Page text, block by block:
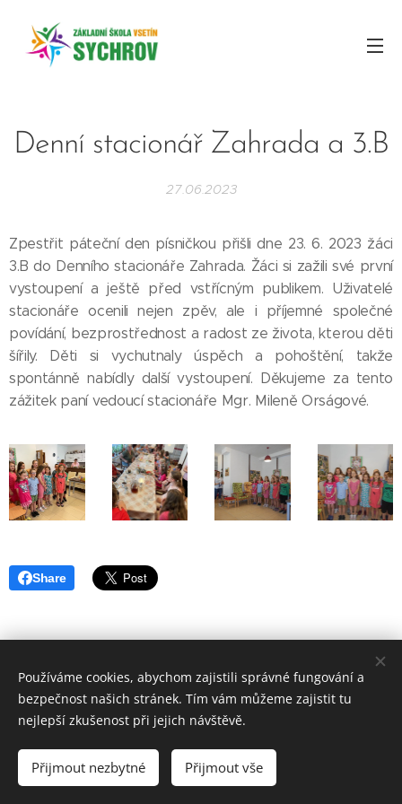
Denní stacionář Zahrada a 3.B
27.06.2023
Zpestřit páteční den písničkou přišli dne 23. 6. 2023 žáci
3.B do Denního stacionáře Zahrada. Žáci si zažili své první
vystoupení a ještě před vstřícným publikem. Uživatelé
stacionáře ocenili nejen zpěv, ale i příjemné společné
povídání, bezprostřednost a radost ze života, kterou děti
šířily. Děti si vychutnaly úspěch a pohoštění, takže
spontánně nabídly další vystoupení. Děkujeme za tento
zážitek paní vedoucí stacionáře Mgr. Mileně Orságové.
Share
© 2017ZÁKLADNÍ ŠKOLA VSETÍN, SYCHROV 97.
Vytvořeno službou Webnode
Používáme cookies, abychom zajistili správné fungování a
bezpečnost našich stránek. Tím vám můžeme zajistit tu
nejlepší zkušenost při jejich návštěvě.
Přijmout nezbytné Přijmout vše